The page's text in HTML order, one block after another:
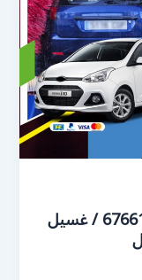
رقم غسيل سيارات النسيم / 67661662 / غسيل